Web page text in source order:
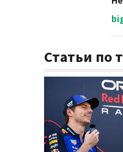
Статьи по